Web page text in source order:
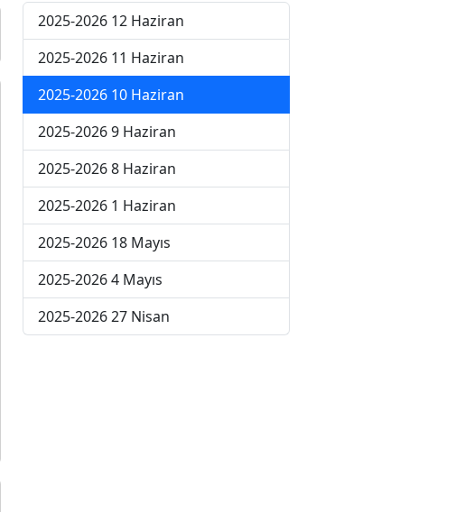
2025-2026 12 Haziran
2025-2026 11 Haziran
2025-2026 10 Haziran
2025-2026 9 Haziran
2025-2026 8 Haziran
2025-2026 1 Haziran
2025-2026 18 Mayıs
2025-2026 4 Mayıs
2025-2026 27 Nisan